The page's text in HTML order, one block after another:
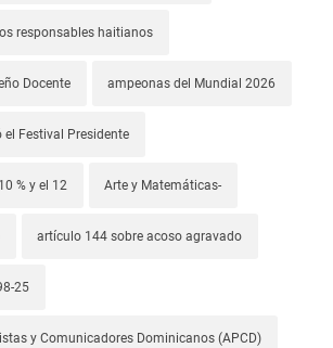
responsables haitianos
Docente ampeonas del Mundial 2026
el Festival Presidente
% y el 12 Arte y Matemáticas-
artículo 144 sobre acoso agravado
25
y Comunicadores Dominicanos (APCD)